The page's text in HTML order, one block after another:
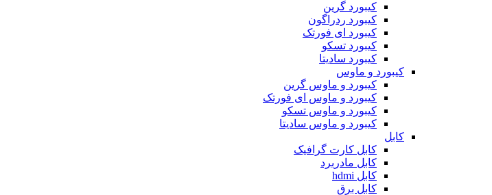
کیبورد گرین
کیبورد ردراگون
کیبورد ای فورتک
کیبورد تسکو
کیبورد سادیتا
کیبورد و ماوس
کیبورد و ماوس گرین
کیبورد و ماوس ای فورتک
کیبورد و ماوس تسکو
کیبورد و ماوس سادیتا
کابل
کابل کارت گرافیک
کابل مادربرد
کابل hdmi
کابل برق